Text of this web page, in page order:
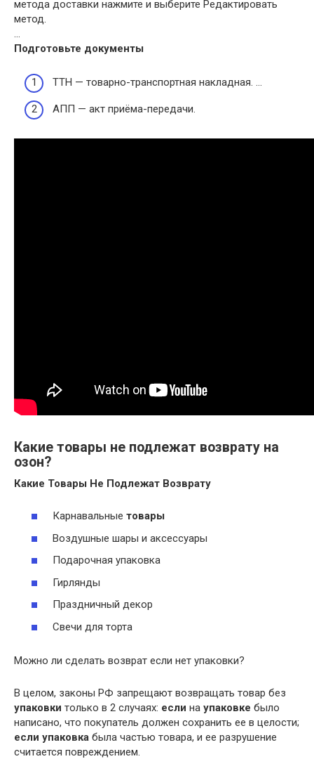
метода доставки нажмите и выберите Редактировать
метод.
…
Подготовьте документы
ТТН — товарно-транспортная накладная. …
АПП — акт приёма-передачи.
Какие товары не подлежат возврату на
озон?
Какие Товары Не Подлежат Возврату
Карнавальные товары
Воздушные шары и аксессуары
Подарочная упаковка
Гирлянды
Праздничный декор
Свечи для торта
Можно ли сделать возврат если нет упаковки?
В целом, законы РФ запрещают возвращать товар без
упаковки только в 2 случаях: если на упаковке было
написано, что покупатель должен сохранить ее в целости;
если упаковка была частью товара, и ее разрушение
считается повреждением.